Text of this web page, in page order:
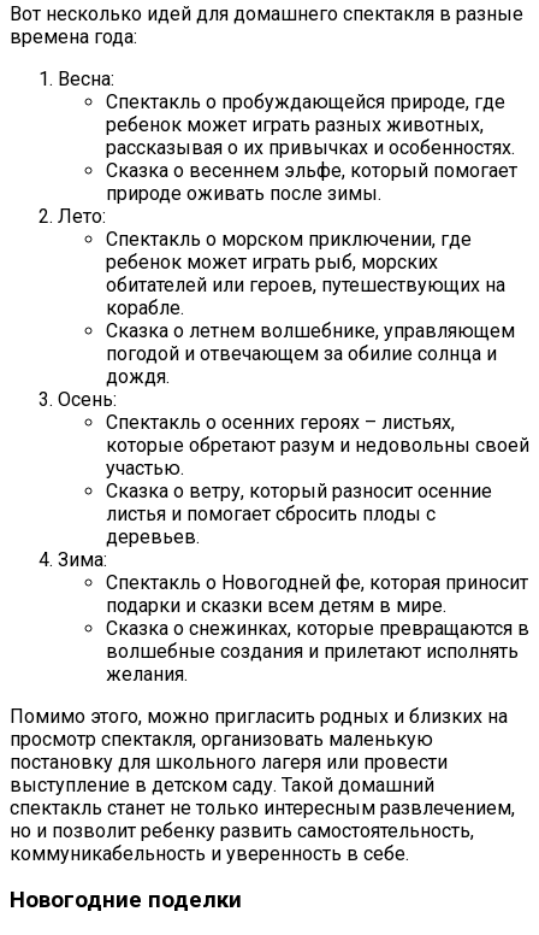
Вот несколько идей для домашнего спектакля в разные
времена года:
Весна:
Спектакль о пробуждающейся природе, где
ребенок может играть разных животных,
рассказывая о их привычках и особенностях.
Сказка о весеннем эльфе, который помогает
природе оживать после зимы.
Лето:
Спектакль о морском приключении, где
ребенок может играть рыб, морских
обитателей или героев, путешествующих на
корабле.
Сказка о летнем волшебнике, управляющем
погодой и отвечающем за обилие солнца и
дождя.
Осень:
Спектакль о осенних героях – листьях,
которые обретают разум и недовольны своей
участью.
Сказка о ветру, который разносит осенние
листья и помогает сбросить плоды с
деревьев.
Зима:
Спектакль о Новогодней фе, которая приносит
подарки и сказки всем детям в мире.
Сказка о снежинках, которые превращаются в
волшебные создания и прилетают исполнять
желания.
Помимо этого, можно пригласить родных и близких на
просмотр спектакля, организовать маленькую
постановку для школьного лагеря или провести
выступление в детском саду. Такой домашний
спектакль станет не только интересным развлечением,
но и позволит ребенку развить самостоятельность,
коммуникабельность и уверенность в себе.
Новогодние поделки